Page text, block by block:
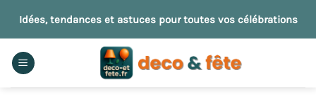
contenu
Idées, tendances et astuces pour toutes vos célébrations